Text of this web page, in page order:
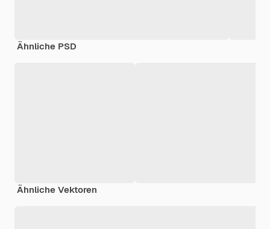
Ähnliche PSD
Ähnliche Vektoren